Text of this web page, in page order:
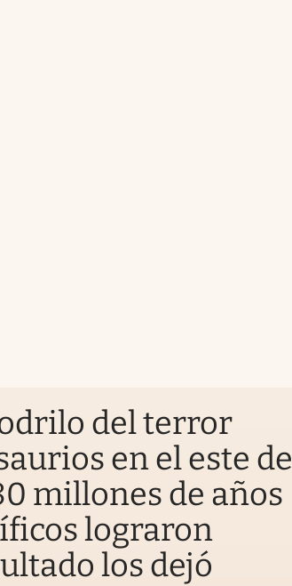
del terror
en el este de
millones de años
lograron
los dejó